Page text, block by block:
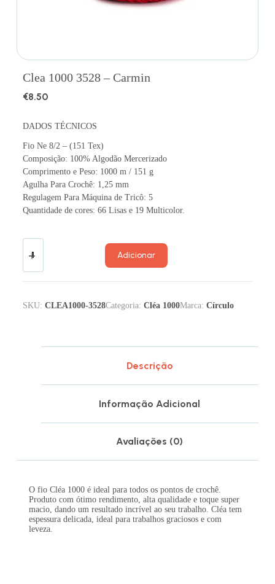
Clea 1000 3528 – Carmin
€8.50
DADOS TÉCNICOS
Fio Ne 8/2 – (151 Tex)
Composição: 100% Algodão Mercerizado
Comprimento e Peso: 1000 m / 151 g
Agulha Para Crochê: 1,25 mm
Regulagem Para Máquina de Tricô: 5
Quantidade de cores: 66 Lisas e 19 Multicolor.
Adicionar
SKU: CLEA1000-3528Categoria: Cléa 1000Marca: Círculo
Descrição
Informação Adicional
Avaliações (0)
O fio Cléa 1000 é ideal para todos os pontos de crochê.
Produto com ótimo rendimento, alta qualidade e toque super
macio, dando um resultado incrível ao seu trabalho. Cléa tem
espessura delicada, ideal para trabalhos graciosos e com
leveza.